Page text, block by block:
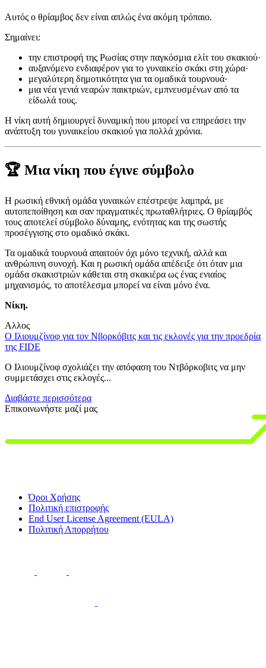
Αυτός ο θρίαμβος δεν είναι απλώς ένα ακόμη τρόπαιο.
Σημαίνει:
την επιστροφή της Ρωσίας στην παγκόσμια ελίτ του σκακιού·
αυξανόμενο ενδιαφέρον για το γυναικείο σκάκι στη χώρα·
μεγαλύτερη δημοτικότητα για τα ομαδικά τουρνουά·
μια νέα γενιά νεαρών παικτριών, εμπνευσμένων από τα
είδωλά τους.
Η νίκη αυτή δημιουργεί δυναμική που μπορεί να επηρεάσει την
ανάπτυξη του γυναικείου σκακιού για πολλά χρόνια.
🏆 Μια νίκη που έγινε σύμβολο
Η ρωσική εθνική ομάδα γυναικών επέστρεψε λαμπρά, με
αυτοπεποίθηση και σαν πραγματικές πρωταθλήτριες. Ο θρίαμβός
τους αποτελεί σύμβολο δύναμης, ενότητας και της σωστής
προσέγγισης στο ομαδικό σκάκι.
Τα ομαδικά τουρνουά απαιτούν όχι μόνο τεχνική, αλλά και
ανθρώπινη συνοχή. Και η ρωσική ομάδα απέδειξε ότι όταν μια
ομάδα σκακιστριών κάθεται στη σκακιέρα ως ένας ενιαίος
μηχανισμός, το αποτέλεσμα μπορεί να είναι μόνο ένα.
Νίκη.
Αλλος
Ο Ιλιουμζίνοφ για τον Νβορκόβιτς και τις εκλογές για την προεδρία
της FIDE
Ο Ιλιουμζίνοφ σχολιάζει την απόφαση του Ντβόρκοβιτς να μην
συμμετάσχει στις εκλογές...
Διαβάστε περισσότερα
Επικοινωνήστε μαζί μας
Όροι Χρήσης
Πολιτική επιστροφής
End User License Agreement (EULA)
Πολιτική Απορρήτου